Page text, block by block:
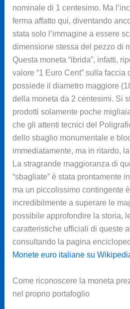
nominale di 1 centesimo. Ma
ferma affatto qui, diventando
stata solo l’immagine a essere
dimensione stessa del pezzo di
Questa moneta “ibrida”, infatti,
valore “1 Euro Cent” sulla faccia
possiede il diametro maggiore
della moneta da 2 centesimi. Si
prodotti solamente poche
che gli attenti tecnici del
dello sbaglio monumentale e
immediatamente, ma in ritardo,
La stragrande maggioranza di
“sbagliate” è stata prontamente
ma un piccolissimo contingente
incredibilmente a superare le
possibile approfondire la storia,
caratteristiche ufficiali di queste
consultando la pagina
Monete euro italiane su
Come riconoscere la moneta
nel proprio portafoglio